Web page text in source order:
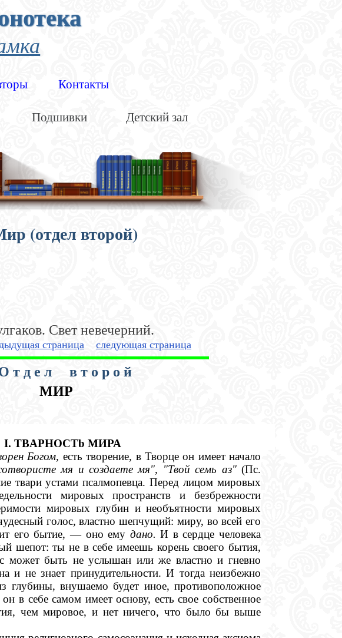
Контакты
Подшивки Детский зал
(отдел второй)
Свет невечерний.
страница следующая страница
т д е л
в т о р о й
МИР
I. TBAPHOCTb МИРА
Богом, есть творение, в Творце он имеет начало
мя и создаете мя", "Твой семь аз"(Пс.
твари устами псалмопевца. Перед лицом мировых
мировых пространств и безбрежности
мировых глубин и необъятности мировых
голос, властно шепчущий: миру, во всей его
его бытие, — оно ему дано. И в сердце человека
шепот: ты не в себе имеешь корень своего бытия,
может быть не услышан или же властно и гневно
и не знает принудительности. И тогда неизбежно
глубины, внушаемо будет иное, противоположное
он в себе самом имеет основу, есть свое собственное
чем мировое, и нет ничего, что было бы выше